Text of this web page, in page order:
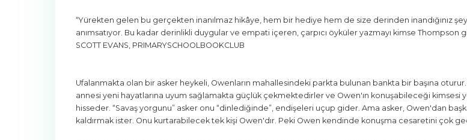
“Yürekten gelen bu gerçekten inanılmaz hikâye, hem bir hediye hem de size derinden inandığınız
anımsatıyor. Bu kadar derinlikli duygular ve empati içeren, çarpıcı öyküler yazmayı kimse Thompson
SCOTT EVANS, PRIMARYSCHOOLBOOKCLUB
Ufalanmakta olan bir asker heykeli, Owenların mahallesindeki parkta bulunan bankta bir başına
annesi yeni hayatlarına uyum sağlamakta güçlük çekmektedirler ve Owen'ın konuşabileceği
hisseder. “Savaş yorgunu” asker onu “dinlediğinde”, endişeleri uçup gider. Ama asker, Owen'dan
kaldırmak ister. Onu kurtarabilecek tek kişi Owen'dır. Peki Owen kendinde konuşma cesaretini çok